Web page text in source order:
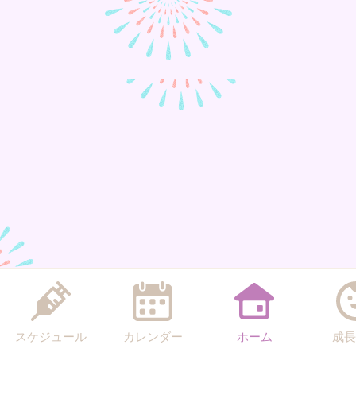
スケジュール カレンダー ホーム 成